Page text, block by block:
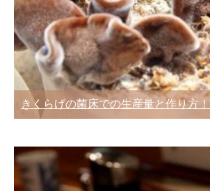
きくらげの菌床での生産量と作り方！